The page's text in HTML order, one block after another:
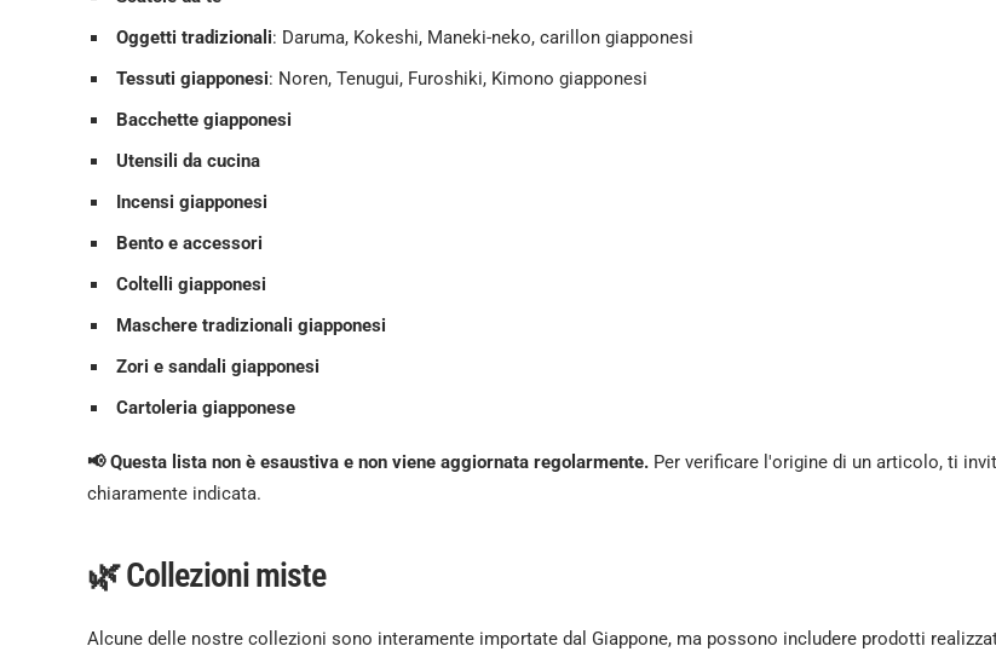
Oggetti tradizionali: Daruma, Kokeshi, Maneki-neko, carillon giapponesi
Tessuti giapponesi: Noren, Tenugui, Furoshiki, Kimono giapponesi
Bacchette giapponesi
Utensili da cucina
Incensi giapponesi
Bento e accessori
Coltelli giapponesi
Maschere tradizionali giapponesi
Zori e sandali giapponesi
Cartoleria giapponese
📢 Questa lista non è esaustiva e non viene aggiornata regolarmente. Per verificare l'origine di un articolo, ti
chiaramente indicata.
🌿 Collezioni miste
Alcune delle nostre collezioni sono interamente importate dal Giappone, ma possono includere prodotti